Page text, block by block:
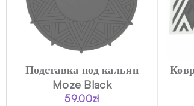
Подставка под кальян
Moze Black
59.00zł